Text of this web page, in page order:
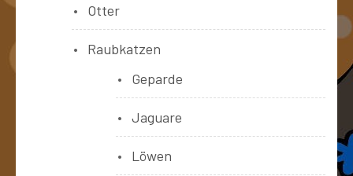
Otter
Raubkatzen
Geparde
Jaguare
Löwen